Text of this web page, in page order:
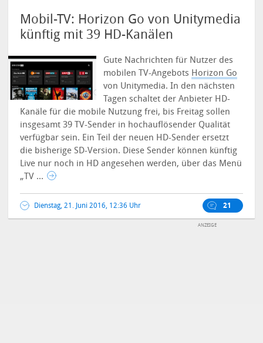
Mobil-TV: Horizon Go von Unitymedia
künftig mit 39 HD-Kanälen
Gute Nachrichten für Nutzer des
mobilen TV-Angebots Horizon Go
von Unitymedia. In den nächsten
Tagen schaltet der Anbieter HD-
Kanäle für die mobile Nutzung frei, bis Freitag sollen
insgesamt 39 TV-Sender in hochauflösender Qualität
verfügbar sein. Ein Teil der neuen HD-Sender ersetzt
die bisherige SD-Version. Diese Sender können künftig
Live nur noch in HD angesehen werden, über das Menü
„TV ...
Dienstag, 21. Juni 2016, 12:36 Uhr 21